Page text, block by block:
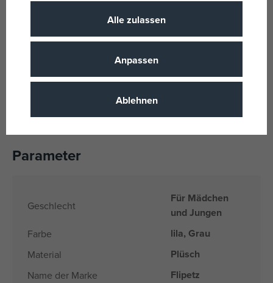
Alter: ab 0 Monaten
Material: Polyester, Füllung aus 100 % recyceltem
Polyester
Hersteller: Globe Trotoys, 25 Rue Léon Gaumont, 44700
Orvault, Frankreich, info@globetrotoys.com
Parameter
Geschlecht
Für Mädchen
und Jungen
Farbe lila, Grau
Material Plüsch
Name der Marke Flipetz
Alle zulassen
Anpassen
Ablehnen